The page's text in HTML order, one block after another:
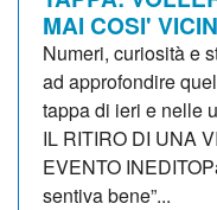
MAI COSI'
Numeri, curiosità e
ad approfondire
tappa di ieri e nelle
IL RITIRO DI UNA
EVENTO
sentiva bene”...